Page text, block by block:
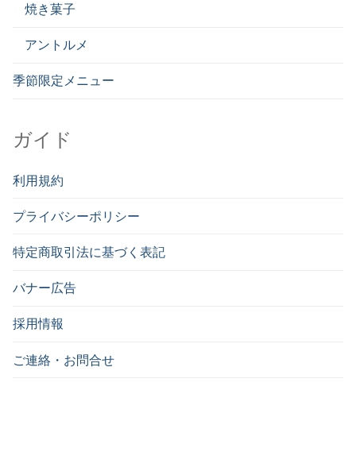
焼き菓子
アントルメ
季節限定メニュー
ガイド
利用規約
プライバシーポリシー
特定商取引法に基づく表記
バナー広告
採用情報
ご連絡・お問合せ